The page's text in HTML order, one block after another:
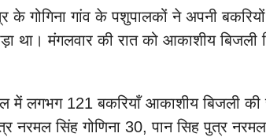
के गोगिना गांव के पशुपालकों ने अपनी
था। मंगलवार की रात को आकाशीय बिजली
में लगभग 121 बकरियाँ आकाशीय बिजली
नरमल सिंह गोणिना 30, पान सिह पुत्र